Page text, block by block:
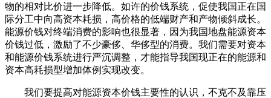
物的相对比价进一步降低。如许的价钱系统，促使我国正在国
际分工中向高资本耗损，高价格的低端财产和产物倾斜成长。
能源价钱对终端消费的影响也很显著，因为我国地盘能源资本
价钱过低，激励了不少豪侈、华侈型的消费。我们需要对资本
和能源价钱系统进行严沉调整，才能指导我国现正在的能源和
资本高耗损型增加体例实现改变。
我们要提高对能源资本价钱主要性的认识，不克不及靠压